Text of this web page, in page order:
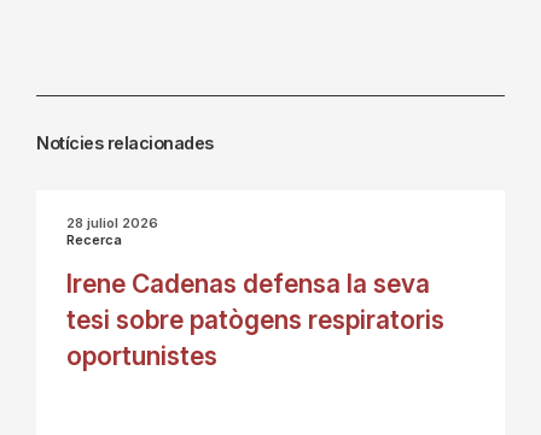
Notícies relacionades
28 juliol 2026
Recerca
Irene Cadenas defensa la seva
tesi sobre patògens respiratoris
oportunistes